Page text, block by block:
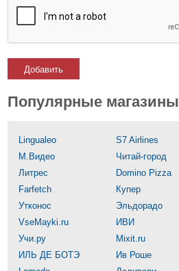
Добавить
Популярные магазины
Lingualeo
S7 Airlines
М.Видео
Читай-город
Литрес
Domino Pizza
Farfetch
Купер
Утконос
Эльдорадо
VseMayki.ru
ИВИ
Учи.ру
Mixit.ru
ИЛЬ ДЕ БОТЭ
Ив Роше